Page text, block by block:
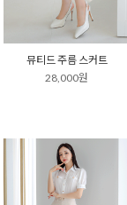
뮤티드 주름 스커트
28,000원